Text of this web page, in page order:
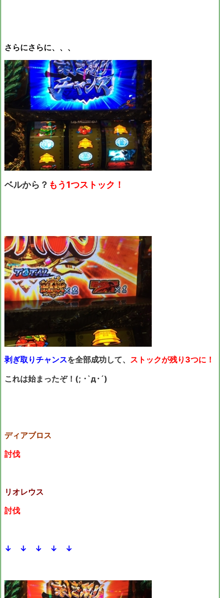
さらにさらに、、、
ベルから？ もう1つストック！
剥ぎ取りチャンスを全部成功して、 ストックが残り3つに！
これは始まったぞ！(; ･`д･´)
ディアブロス
討伐
リオレウス
討伐
↓ ↓ ↓ ↓ ↓